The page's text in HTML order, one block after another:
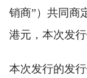
销商”）共同商
港元，本次发行
本次发行的发